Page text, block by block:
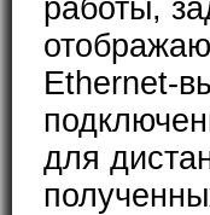
работы,
Ethernet-
для